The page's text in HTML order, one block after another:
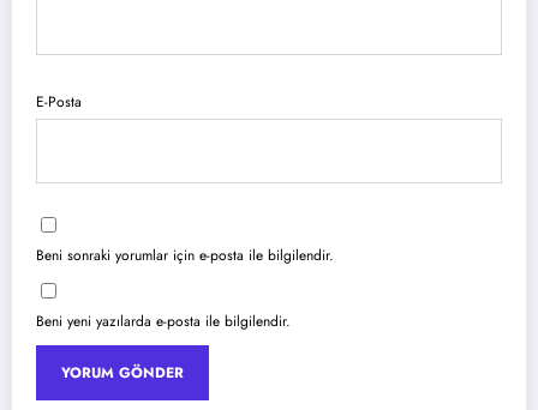
E-Posta
Beni sonraki yorumlar için e-posta ile bilgilendir.
Beni yeni yazılarda e-posta ile bilgilendir.